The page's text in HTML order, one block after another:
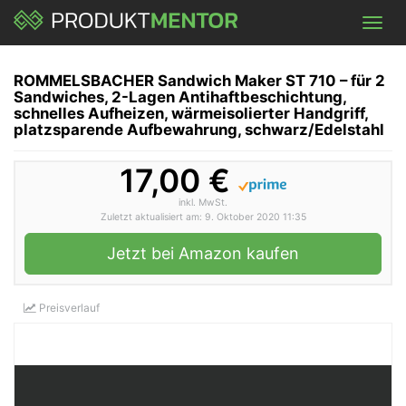
Skip
main
ROMMELSBACHER Sandwich Maker ST 710 – für 2
Sandwiches, 2-Lagen Antihaftbeschichtung,
schnelles Aufheizen, wärmeisolierter Handgriff,
platzsparende Aufbewahrung, schwarz/Edelstahl
17,00 €
inkl. MwSt.
Zuletzt aktualisiert am: 9. Oktober 2020 11:35
Jetzt bei Amazon kaufen
Preisverlauf